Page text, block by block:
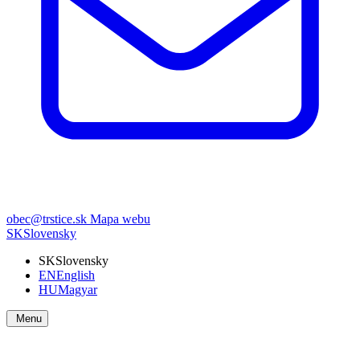
obec@trstice.sk Mapa webu
SKSlovensky
SKSlovensky
ENEnglish
HUMagyar
Menu